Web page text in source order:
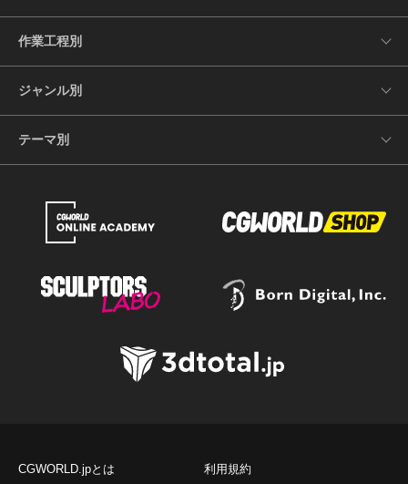
作業工程別
ジャンル別
テーマ別
CGWORLD.jpとは 利用規約